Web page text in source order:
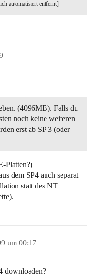
automatisiert entfernt]
(4096MB). Falls du
noch keine weiteren
erst ab SP 3 (oder
Platten?)
dem SP4 auch separat
statt des NT-
um 00:17
downloaden?